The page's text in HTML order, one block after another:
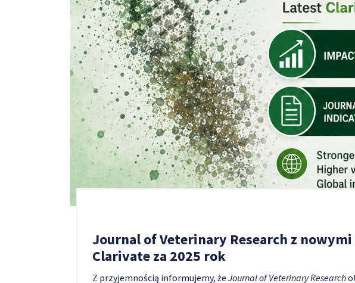
Journal of Veterinary Research z
Clarivate za 2025 rok
Z przyjemnością informujemy, że Journal of Veterinary Research